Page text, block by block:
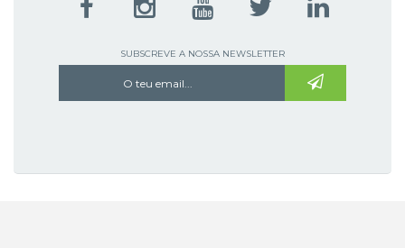
SUBSCREVE A NOSSA NEWSLETTER